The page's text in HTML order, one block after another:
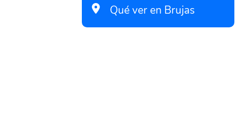
Qué ver en Brujas